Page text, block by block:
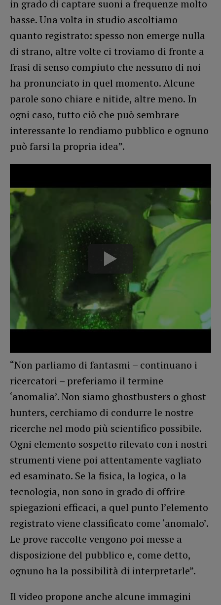
in grado di captare suoni a frequenze molto
basse. Una volta in studio ascoltiamo
quanto registrato: spesso non emerge nulla
di strano, altre volte ci troviamo di fronte a
frasi di senso compiuto che nessuno di noi
ha pronunciato in quel momento. Alcune
parole sono chiare e nitide, altre meno. In
ogni caso, tutto ciò che può sembrare
interessante lo rendiamo pubblico e ognuno
può farsi la propria idea”.
“Non parliamo di fantasmi – continuano i
ricercatori – preferiamo il termine
‘anomalia’. Non siamo ghostbusters o ghost
hunters, cerchiamo di condurre le nostre
ricerche nel modo più scientifico possibile.
Ogni elemento sospetto rilevato con i nostri
strumenti viene poi attentamente vagliato
ed esaminato. Se la fisica, la logica, o la
tecnologia, non sono in grado di offrire
spiegazioni efficaci, a quel punto l’elemento
registrato viene classificato come ‘anomalo’.
Le prove raccolte vengono poi messe a
disposizione del pubblico e, come detto,
ognuno ha la possibilità di interpretarle”.
Il video propone anche alcune immagini